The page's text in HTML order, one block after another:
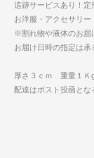
追跡サービスあり！定
お洋服・アクセサリ
※割れ物や液体のお届
お届け日時の指定は承
厚さ３ｃｍ 重量１Ｋ
配達はポスト投函と